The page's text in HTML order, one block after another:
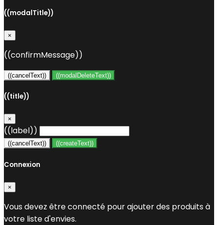
((modalTitle))
×
((confirmMessage))
((cancelText)) ((modalDeleteText))
((title))
×
((label))
((cancelText)) ((createText))
Connexion
×
Vous devez être connecté pour ajouter des produits à
votre liste d'envies.